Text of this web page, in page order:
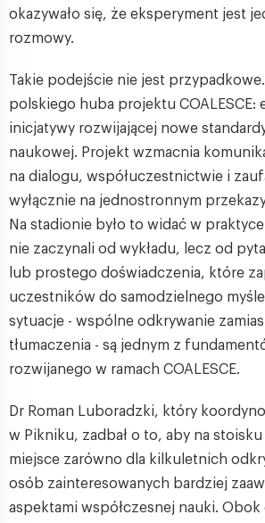
okazywało się, że eksperyment jest
rozmowy.
Takie podejście nie jest
polskiego huba projektu COALESCE:
inicjatywy rozwijającej nowe
naukowej. Projekt wzmacnia
na dialogu, współuczestnictwie i
wyłącznie na jednostronnym
Na stadionie było to widać w
nie zaczynali od wykładu, lecz od
lub prostego doświadczenia, które
uczestników do samodzielnego
sytuacje - wspólne odkrywanie
tłumaczenia - są jednym z
rozwijanego w ramach COALESCE.
Dr Roman Luboradzki, który
w Pikniku, zadbał o to, aby na stoisku
miejsce zarówno dla kilkuletnich
osób zainteresowanych bardziej
aspektami współczesnej nauki.